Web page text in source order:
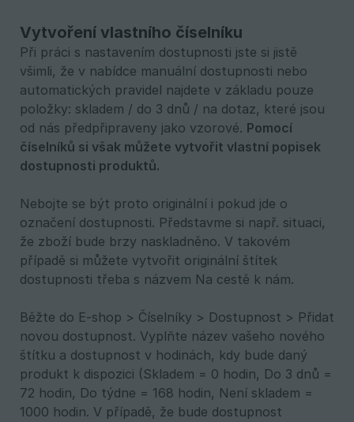
Vytvoření vlastního číselníku
Při práci s nastavením dostupnosti jste si jistě
všimli, že v nabídce manuální dostupnosti nebo
automatických pravidel najdete v základu pouze
položky: skladem / do 3 dnů / na dotaz, které jsou
od nás předpřipraveny jako vzorové. Pomocí
číselníků si však můžete vytvořit vlastní popisek
dostupnosti produktů.
Nebojte se být proto originální i pokud jde o
označení dostupnosti. Představme si např. situaci,
že zboží bude brzy naskladněno. V takovém
případě si můžete vytvořit originální štítek
dostupnosti třeba s názvem Na cestě k nám.
Běžte do E-shop > Číselníky > Dostupnost > Přidat
novou dostupnost. Vyplňte název vašeho nového
štítku a dostupnost v hodinách, kdy bude daný
produkt k dispozici (Skladem = 0 hodin, Do 3 dnů =
72 hodin, Do týdne = 168 hodin, Není skladem =
1000 hodin. V případě, že bude dostupnost